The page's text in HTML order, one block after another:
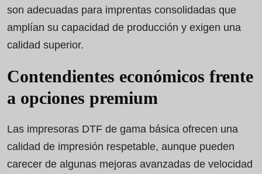
son adecuadas para imprentas consolidadas que
amplían su capacidad de producción y exigen una
calidad superior.
Contendientes económicos frente
a opciones premium
Las impresoras DTF de gama básica ofrecen una
calidad de impresión respetable, aunque pueden
carecer de algunas mejoras avanzadas de velocidad